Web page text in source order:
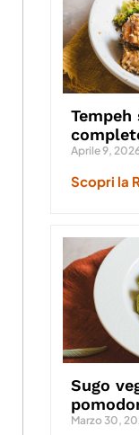
Aprile 9,
Scopri la
Sugo
Marzo 30,